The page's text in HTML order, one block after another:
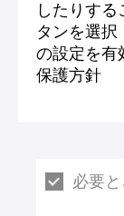
したりす
タンを選択
の設定を有
保護方針
必要